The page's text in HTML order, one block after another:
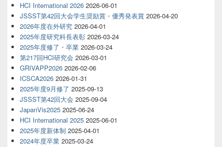
HCI International 2026 2026-06-01
JSSST第42回大会学生奨励賞・優秀発表賞 2026-04-20
2026年度在外研究 2026-04-01
2025年度研究科長表彰 2026-03-24
2025年度修了・卒業 2026-03-24
第217回HCI研究会 2026-03-01
GRIVAPP2026 2026-02-06
ICSCA2026 2026-01-31
2025年度9月修了 2025-09-13
JSSST第42回大会 2025-09-04
JapanVis2025 2025-06-24
HCI International 2025 2025-06-01
2025年度新体制 2025-04-01
2024年度卒業 2025-03-24